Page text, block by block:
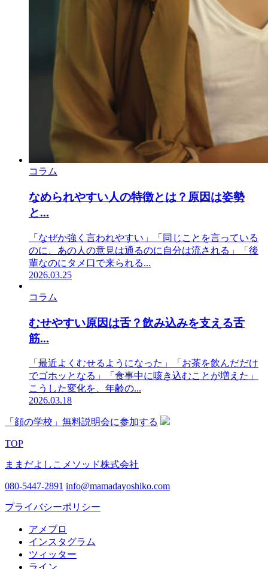
コラム
なめられやすい人の特徴とは？原因は姿勢
と...
「なぜか強く言われやすい」「同じことを言っている
のに、あの人の意見は通るのに自分は流される」「後
輩なのにタメ口で来られる...
2026.03.25
コラム
むせやすい原因は舌？飲み込みを支える舌
筋...
「最近よくむせるようになった」「お茶を飲んだだけ
でゴホッとなる」「食事中に咳き込むことが増えた」
こうした変化を、年齢の...
2026.03.18
「顔の学校」無料説明会に参加する
TOP
ままだよしこメソッド株式会社
080-5447-2891 info@mamadayoshiko.com
プライバシーポリシー
アメブロ
インスタグラム
ツィッター